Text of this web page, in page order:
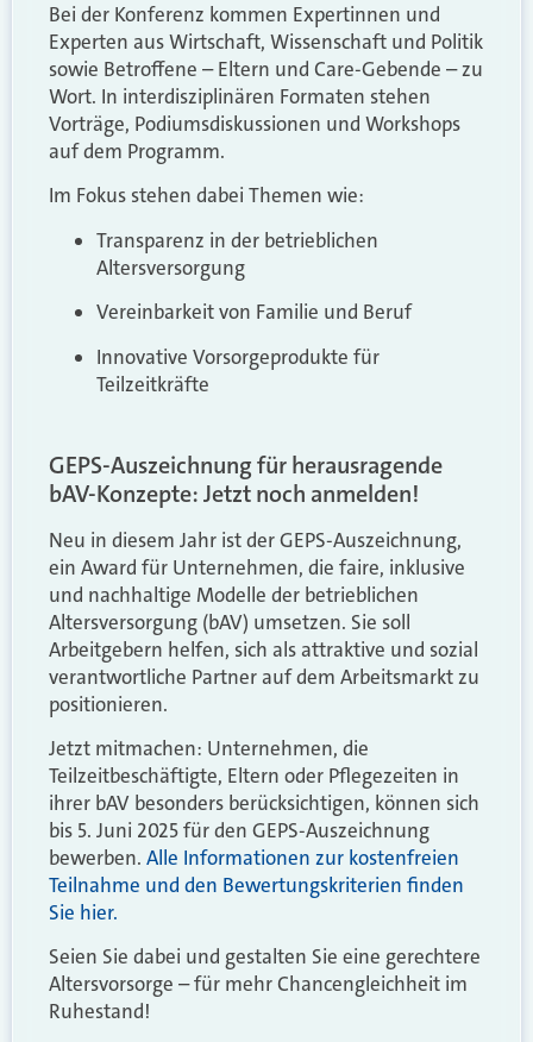
Bei der Konferenz kommen Expertinnen und
Experten aus Wirtschaft, Wissenschaft und Politik
sowie Betroffene – Eltern und Care-Gebende – zu
Wort. In interdisziplinären Formaten stehen
Vorträge, Podiumsdiskussionen und Workshops
auf dem Programm.
Im Fokus stehen dabei Themen wie:
Transparenz in der betrieblichen
Altersversorgung
Vereinbarkeit von Familie und Beruf
Innovative Vorsorgeprodukte für
Teilzeitkräfte
GEPS-Auszeichnung für herausragende
bAV-Konzepte: Jetzt noch anmelden!
Neu in diesem Jahr ist der GEPS-Auszeichnung,
ein Award für Unternehmen, die faire, inklusive
und nachhaltige Modelle der betrieblichen
Altersversorgung (bAV) umsetzen. Sie soll
Arbeitgebern helfen, sich als attraktive und sozial
verantwortliche Partner auf dem Arbeitsmarkt zu
positionieren.
Jetzt mitmachen: Unternehmen, die
Teilzeitbeschäftigte, Eltern oder Pflege­zeiten in
ihrer bAV besonders berücksichtigen, können sich
bis 5. Juni 2025 für den GEPS-Auszeichnung
bewerben. Alle Informationen zur kostenfreien
Teilnahme und den Bewertungskriterien finden
Sie hier.
Seien Sie dabei und gestalten Sie eine gerechtere
Altersvorsorge – für mehr Chancengleichheit im
Ruhestand!